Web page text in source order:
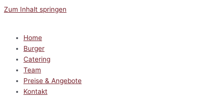
Zum Inhalt springen
Home
Burger
Catering
Team
Preise & Angebote
Kontakt